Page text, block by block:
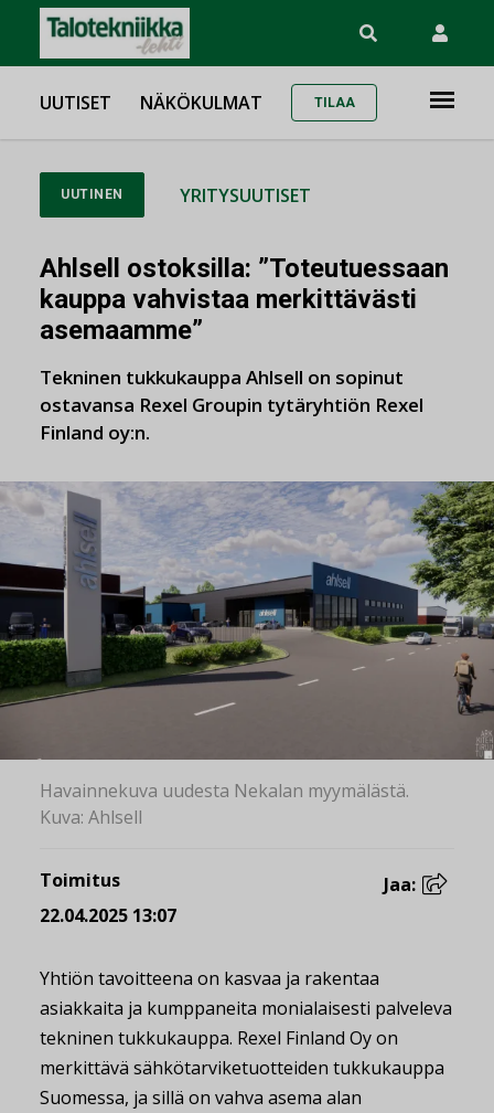
UUTISET NÄKÖKULMAT TILAA
UUTINEN YRITYSUUTISET
Ahlsell ostoksilla: ”Toteutuessaan
kauppa vahvistaa merkittävästi
asemaamme”
Tekninen tukkukauppa Ahlsell on sopinut
ostavansa Rexel Groupin tytäryhtiön Rexel
Finland oy:n.
Havainnekuva uudesta Nekalan myymälästä.
Kuva: Ahlsell
Toimitus
22.04.2025 13:07
Jaa:
Yhtiön tavoitteena on kasvaa ja rakentaa
asiakkaita ja kumppaneita monialaisesti palveleva
tekninen tukkukauppa. Rexel Finland Oy on
merkittävä sähkötarviketuotteiden tukkukauppa
Suomessa, ja sillä on vahva asema alan